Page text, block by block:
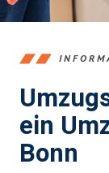
ein
Bonn